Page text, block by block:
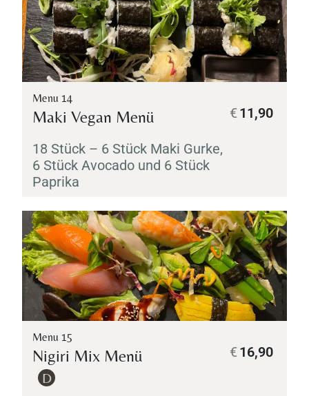
Menu 14
Maki Vegan Menü
18 Stück – 6 Stück Maki Gurke,
6 Stück Avocado und 6 Stück
Paprika
11,90
€
Menu 15
Nigiri Mix Menü
D
16,90
€